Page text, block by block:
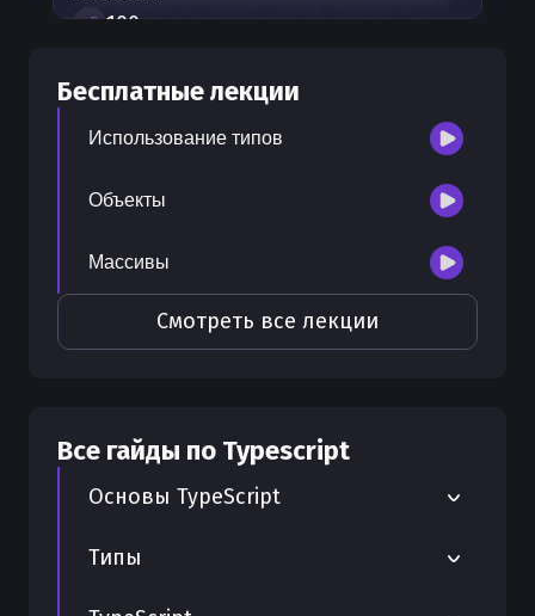
100+шагов развития
300 бонусных рублей
Бесплатные лекции
Использование типов
Объекты
Массивы
Смотреть все лекции
Все гайды по Typescript
Основы TypeScript
Переменные и константы в TypeScript
Типы